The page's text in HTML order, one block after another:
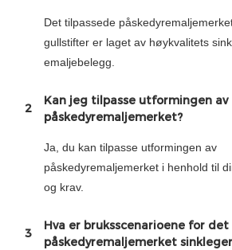
Det tilpassede
gullstifter er laget av høykvalitets
emaljebelegg.
2
Kan jeg tilpasse utformingen av
påskedyremaljemerket?
Ja, du kan tilpasse utformingen av
påskedyremaljemerket i henhold til
og krav.
3
Hva er bruksscenarioene for
påskedyremaljemerket